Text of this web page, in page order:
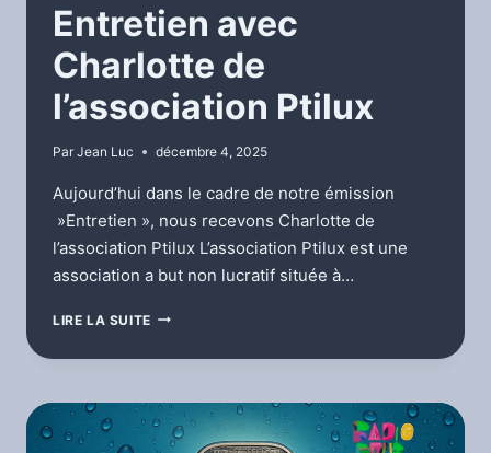
Entretien avec
Charlotte de
l’association Ptilux
Par Jean Luc décembre 4, 2025
Aujourd’hui dans le cadre de notre émission
»Entretien », nous recevons Charlotte de
l’association Ptilux L’association Ptilux est une
association a but non lucratif située à…
LIRE LA SUITE ENTRETIEN
CHARLOTTE
L’ASSOCIATION
PTILUX